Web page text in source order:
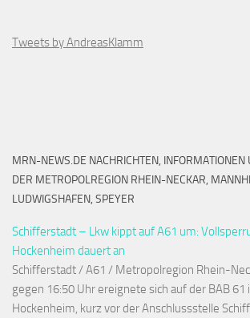
Tweets by AndreasKlamm
MRN-NEWS.DE NACHRICHTEN, INFORMATIONEN
DER METROPOLREGION RHEIN-NECKAR,
LUDWIGSHAFEN, SPEYER
Schifferstadt – Lkw kippt auf A61 um:
Hockenheim dauert an
Schifferstadt / A61 / Metropolregion Rhein-
gegen 16:50 Uhr ereignete sich auf der BAB
Hockenheim, kurz vor der Anschlussstelle